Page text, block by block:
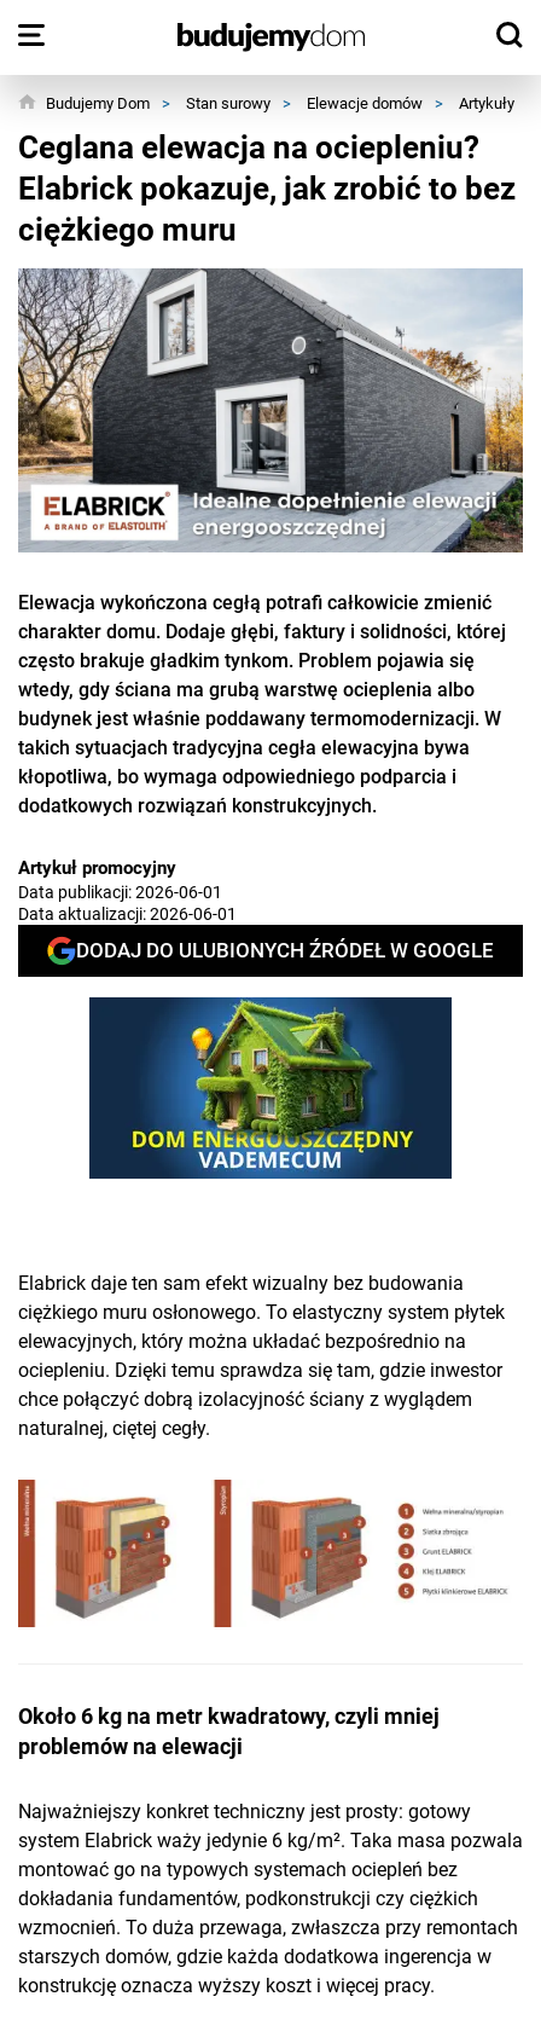
Budujemy Dom > Stan surowy > Elewacje domów > Artykuły
Ceglana elewacja na ociepleniu?
Elabrick pokazuje, jak zrobić to bez
ciężkiego muru
Elewacja wykończona cegłą potrafi całkowicie zmienić
charakter domu. Dodaje głębi, faktury i solidności, której
często brakuje gładkim tynkom. Problem pojawia się
wtedy, gdy ściana ma grubą warstwę ocieplenia albo
budynek jest właśnie poddawany termomodernizacji. W
takich sytuacjach tradycyjna cegła elewacyjna bywa
kłopotliwa, bo wymaga odpowiedniego podparcia i
dodatkowych rozwiązań konstrukcyjnych.
Artykuł promocyjny
Data publikacji:2026-06-01
Data aktualizacji:2026-06-01
DODAJ DO ULUBIONYCH ŹRÓDEŁ W GOOGLE
Elabrick daje ten sam efekt wizualny bez budowania
ciężkiego muru osłonowego. To elastyczny system płytek
elewacyjnych, który można układać bezpośrednio na
ociepleniu. Dzięki temu sprawdza się tam, gdzie inwestor
chce połączyć dobrą izolacyjność ściany z wyglądem
naturalnej, ciętej cegły.
Około 6 kg na metr kwadratowy, czyli mniej
problemów na elewacji
Najważniejszy konkret techniczny jest prosty: gotowy
system Elabrick waży jedynie 6 kg/m². Taka masa pozwala
montować go na typowych systemach ociepleń bez
dokładania fundamentów, podkonstrukcji czy ciężkich
wzmocnień. To duża przewaga, zwłaszcza przy remontach
starszych domów, gdzie każda dodatkowa ingerencja w
konstrukcję oznacza wyższy koszt i więcej pracy.